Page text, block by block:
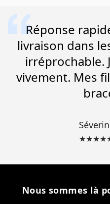
Réponse
livraison dans
irréprochable.
vivement. Mes
★★★★★
Nous sommes là